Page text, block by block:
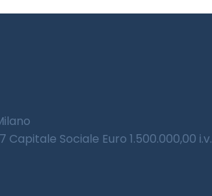
Sociale Euro 1.500.000,00 i.v.